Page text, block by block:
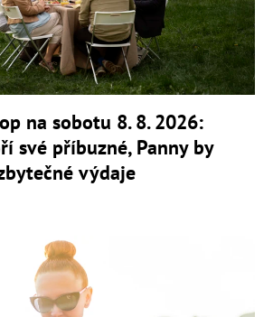
na sobotu 8. 8. 2026:
své příbuzné, Panny by
výdaje